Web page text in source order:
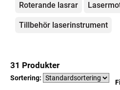
Roterande lasrar
Tillbehör laserinstrument
31 Produkter
Sortering: